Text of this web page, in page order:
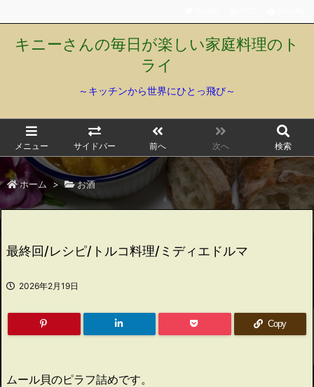
キニーさんの毎日が楽しい家庭料理のト
ライ
～キッチンから世界にひとっ飛び～
メニュー サイドバー 前へ 次へ 検索
ホーム > お酒
最終回/レシピ/トルコ料理/ミディエドルマ
2026年2月19日
Copy
ムール貝のピラフ詰めです。